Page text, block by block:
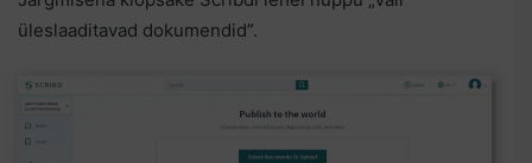
üleslaaditavad dokumendid”.